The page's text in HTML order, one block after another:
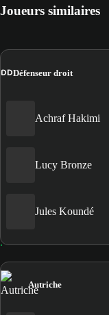
Joueurs similaires
DDDéfenseur droit
Achraf Hakimi
Lucy Bronze
Jules Koundé
Autriche